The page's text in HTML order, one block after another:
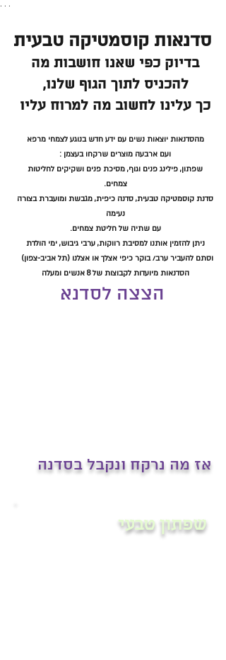
סדנאות קוסמטיקה טבעית
בדיוק כפי שאנו חושבות מה
להכניס לתוך הגוף שלנו,
כך עלינו לחשוב מה למרוח עליו
מהסדנאות יוצאות נשים עם ידע חדש בנוגע לצמחי מרפא
ועם ארבעה מוצרים שרקחו בעצמן :
שפתון, פילינג פנים וגוף, מסיכת פנים ושקיקים לחליטות
צמחים.
סדנת קוסמטיקה טבעית, סדנה כיפית, מגבשת ומועברת בצורה
נעימה
עם שתיה של חליטת צמחים.
ניתן להזמין אותנו למסיבת רווקות, ערבי גיבוש, ימי הולדת
וסתם להעביר ערב/ בוקר כיפי אצלך או אצלנו (תל אביב-צפון)
הסדנאות מיועדות לקבוצות של 8 אנשים ומעלה
הצצה לסדנא
אז מה נרקח ונקבל בסדנה
שפתון טבעי